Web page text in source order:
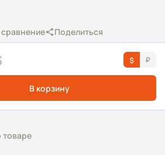
сравнение Поделиться
В корзину
товаре